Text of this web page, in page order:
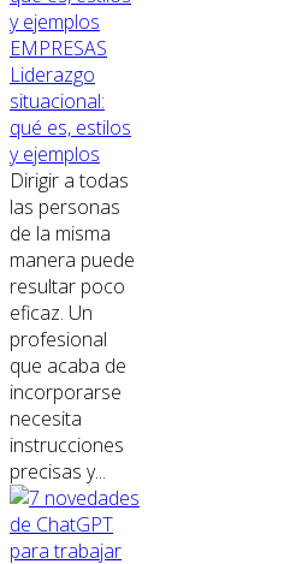
EMPRESAS
Liderazgo
situacional:
qué es, estilos
y ejemplos
Dirigir a todas
las personas
de la misma
manera puede
resultar poco
eficaz. Un
profesional
que acaba de
incorporarse
necesita
instrucciones
precisas y...